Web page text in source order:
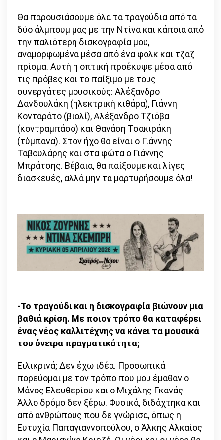
Θα παρουσιάσουμε όλα τα τραγούδια από τα
δύο άλμπουμ μας με την Ντίνα και κάποια από
την παλιότερη δισκογραφία μου,
αναμορφωμένα μέσα από ένα φολκ και τζαζ
πρίσμα. Αυτή η οπτική προέκυψε μέσα από
τις πρόβες και το παίξιμο με τους
συνεργάτες μουσικούς: Αλέξανδρο
Δανδουλάκη (ηλεκτρική κιθάρα), Γιάννη
Κονταράτο (βιολί), Αλέξανδρο Τζιόβα
(κοντραμπάσο) και Θανάση Τσακιράκη
(τύμπανα). Στον ήχο θα είναι ο Γιάννης
Ταβουλάρης και στα φώτα ο Γιάννης
Μπράτσης. Βέβαια, θα παίξουμε και λίγες
διασκευές, αλλά μην τα μαρτυρήσουμε όλα!
-Το τραγούδι και η δισκογραφία βιώνουν μια
βαθιά κρίση. Με ποιον τρόπο θα καταφέρει
ένας νέος καλλιτέχνης να κάνει τα μουσικά
του όνειρα πραγματικότητα;
Ειλικρινά; Δεν έχω ιδέα. Προσωπικά
πορεύομαι με τον τρόπο που μου έμαθαν ο
Μάνος Ελευθερίου και ο Μιχάλης Γκανάς.
Άλλο δρόμο δεν ξέρω. Φυσικά, διδάχτηκα και
από ανθρώπους που δε γνώρισα, όπως η
Ευτυχία Παπαγιαννοπούλου, ο Άλκης Αλκαίος